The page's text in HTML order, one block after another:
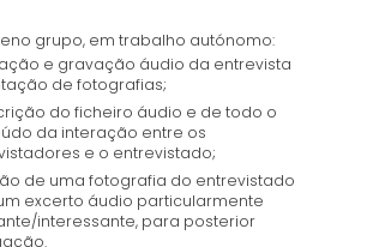
grupo, em trabalho autónomo:
e gravação áudio da entrevista
de fotografias;
do ficheiro áudio e de todo o
da interação entre os
e o entrevistado;
de uma fotografia do entrevistado
excerto áudio particularmente
interessante, para posterior